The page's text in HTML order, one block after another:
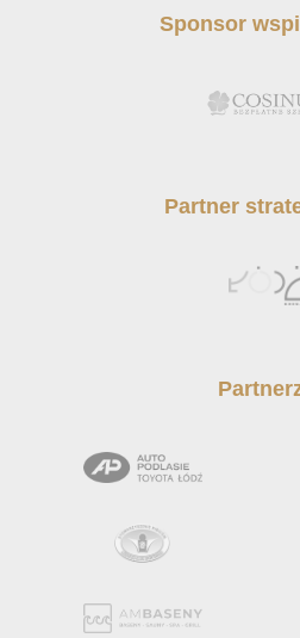
Sponsor
Partner